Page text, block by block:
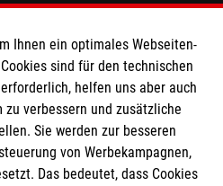
Ihnen ein optimales Webseiten-
sind für den technischen
helfen uns aber auch
verbessern und zusätzliche
Sie werden zur besseren
von Werbekampagnen,
Das bedeutet, dass Cookies